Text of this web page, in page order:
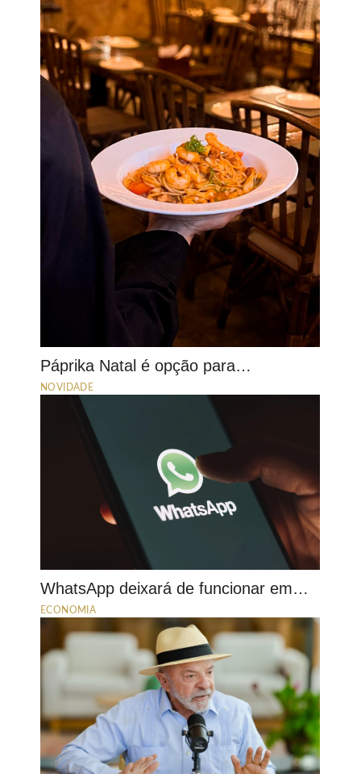
Páprika Natal é opção para…
NOVIDADE
WhatsApp deixará de funcionar em…
ECONOMIA